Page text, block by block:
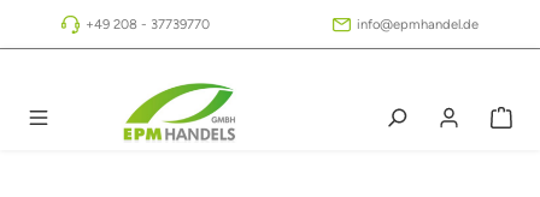
Zum Hauptinhalt springen
+49 208 - 37739770 info@epmhandel.de